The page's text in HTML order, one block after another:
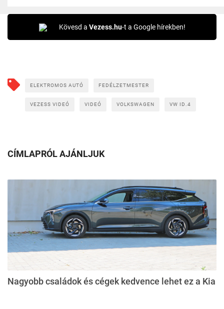
Kövesd a Vezess.hu-t a Google hírekben!
ELEKTROMOS AUTÓ FEDÉLZETMESTER
VEZESS VIDEÓ VIDEÓ VOLKSWAGEN VW ID.4
CÍMLAPRÓL AJÁNLJUK
Nagyobb családok és cégek kedvence lehet ez a Kia